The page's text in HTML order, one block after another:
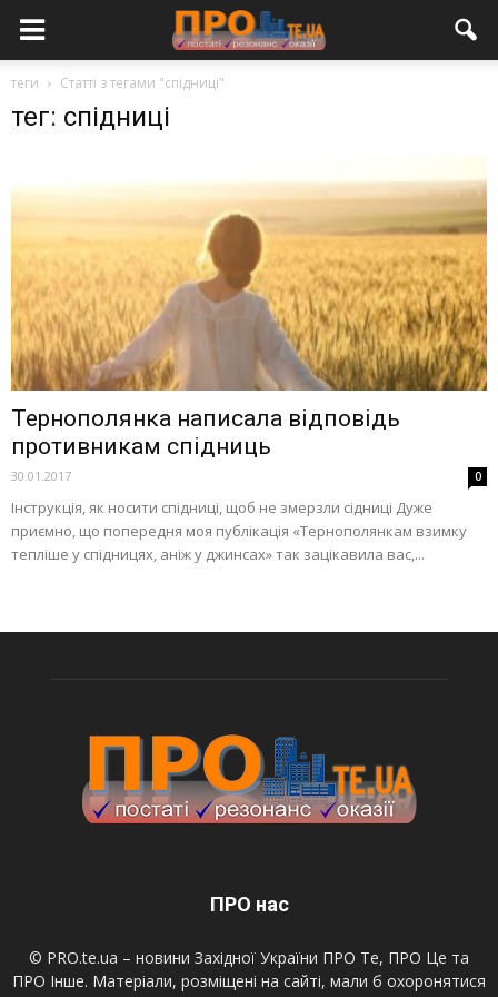
теги Статті з тегами "спідниці"
тег: спідниці
Тернополянка написала відповідь
противникам спідниць
30.01.2017 0
Інструкція, як носити спідниці, щоб не змерзли сідниці Дуже
приємно, що попередня моя публікація «Тернополянкам взимку
тепліше у спідницях, аніж у джинсах» так зацікавила вас,...
ПРО нас
© PRO.te.ua – новини Західної України ПРО Те, ПРО Це та
ПРО Інше. Матеріали, розміщені на сайті, мали б охоронятися